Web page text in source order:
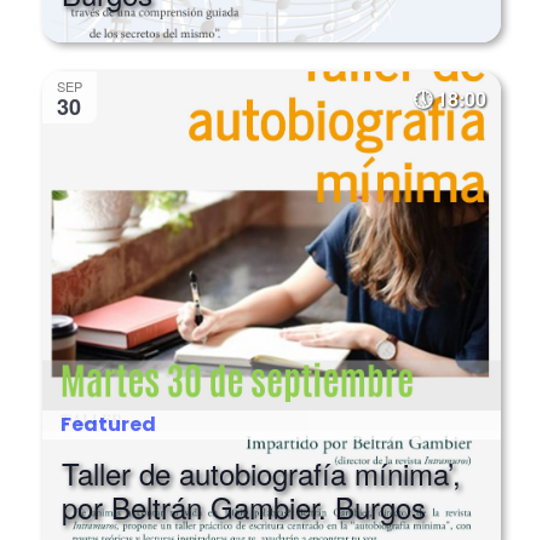
SEP
30 18:00
Featured
Taller de autobiografía mínima’,
por Beltrán Gambier. Burgos